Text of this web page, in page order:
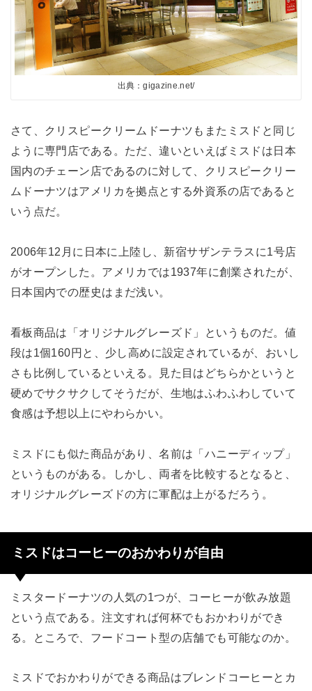
出典：gigazine.net/
さて、クリスピークリームドーナツもまたミスドと同じ
ように専門店である。ただ、違いといえばミスドは日本
国内のチェーン店であるのに対して、クリスピークリー
ムドーナツはアメリカを拠点とする外資系の店であると
いう点だ。
2006年12月に日本に上陸し、新宿サザンテラスに1号店
がオープンした。アメリカでは1937年に創業されたが、
日本国内での歴史はまだ浅い。
看板商品は「オリジナルグレーズド」というものだ。値
段は1個160円と、少し高めに設定されているが、おいし
さも比例しているといえる。見た目はどちらかというと
硬めでサクサクしてそうだが、生地はふわふわしていて
食感は予想以上にやわらかい。
ミスドにも似た商品があり、名前は「ハニーディップ」
というものがある。しかし、両者を比較するとなると、
オリジナルグレーズドの方に軍配は上がるだろう。
ミスドはコーヒーのおかわりが自由
ミスタードーナツの人気の1つが、コーヒーが飲み放題
という点である。注文すれば何杯でもおかわりができ
る。ところで、フードコート型の店舗でも可能なのか。
ミスドでおかわりができる商品はブレンドコーヒーとカ